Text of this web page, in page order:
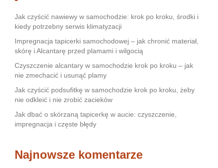
Jak czyścić nawiewy w samochodzie: krok po kroku, środki i
kiedy potrzebny serwis klimatyzacji
Impregnacja tapicerki samochodowej – jak chronić materiał,
skórę i Alcantarę przed plamami i wilgocią
Czyszczenie alcantary w samochodzie krok po kroku – jak
nie zmechacić i usunąć plamy
Jak czyścić podsufitkę w samochodzie krok po kroku, żeby
nie odkleić i nie zrobić zacieków
Jak dbać o skórzaną tapicerkę w aucie: czyszczenie,
impregnacja i częste błędy
Najnowsze komentarze